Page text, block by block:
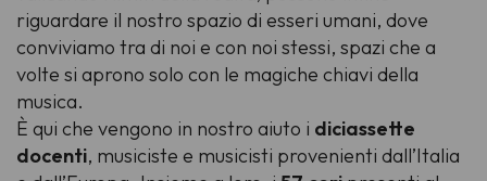
riguardare il nostro spazio di esseri umani, dove
conviviamo tra di noi e con noi stessi, spazi che a
volte si aprono solo con le magiche chiavi della
musica.
È qui che vengono in nostro aiuto i diciassette
docenti, musiciste e musicisti provenienti dall’Italia